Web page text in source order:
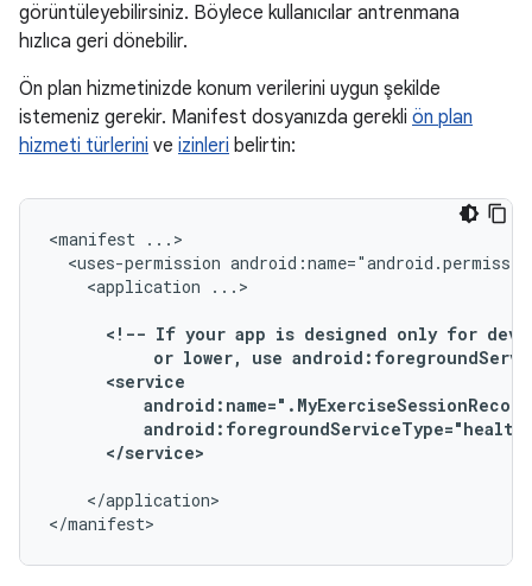
görüntüleyebilirsiniz. Böylece kullanıcılar antrenmana
hızlıca geri dönebilir.
Ön plan hizmetinizde konum verilerini uygun şekilde
istemeniz gerekir. Manifest dosyanızda gerekli ön plan
hizmeti türlerini ve izinleri belirtin:
<manifest
<uses-permission
<application
<!-- If your app is designed only for
or lower, use
</application>
</manifest>